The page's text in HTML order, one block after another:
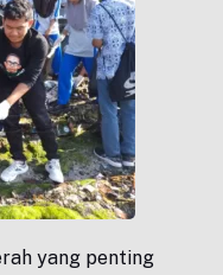
yang penting